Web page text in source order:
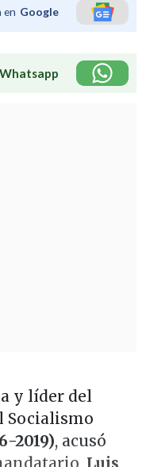
en Google
Whatsapp
y líder del
2019), acusó
Luis